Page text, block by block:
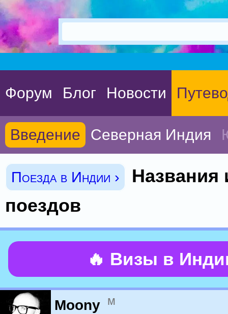
Форум Блог Новости
Введение Северная Индия
Поезда в Индии ›
Названия
поездов
🔥 Визы в
Moony м